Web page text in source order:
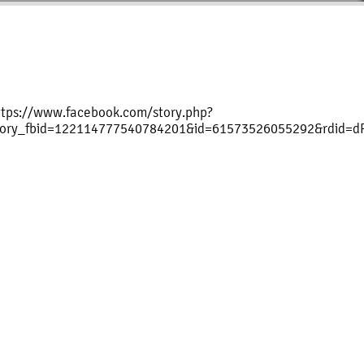
www.facebook.com/story.php?